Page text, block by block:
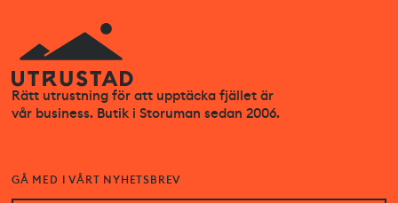
Rätt utrustning för att upptäcka fjället är
vår business. Butik i Storuman sedan 2006.
GÅ MED I VÅRT NYHETSBREV